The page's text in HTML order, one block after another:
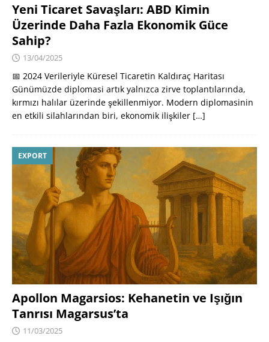
Yeni Ticaret Savaşları: ABD Kimin
Üzerinde Daha Fazla Ekonomik Güce
Sahip?
13/04/2025
📅 2024 Verileriyle Küresel Ticaretin Kaldıraç Haritası
Günümüzde diplomasi artık yalnızca zirve toplantılarında,
kırmızı halılar üzerinde şekillenmiyor. Modern diplomasinin
en etkili silahlarından biri, ekonomik ilişkiler […]
EXPORT
Apollon Magarsios: Kehanetin ve Işığın
Tanrısı Magarsus’ta
11/03/2025